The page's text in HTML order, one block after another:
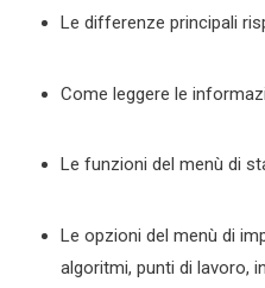
Le differenze principali
Come leggere le
Le funzioni del menù di
Le opzioni del menù di
algoritmi, punti di lavoro,